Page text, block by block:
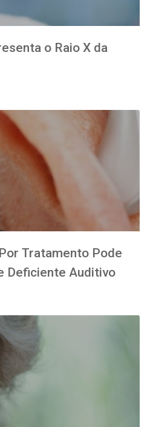
o Raio X da
Tratamento Pode
Deficiente Auditivo